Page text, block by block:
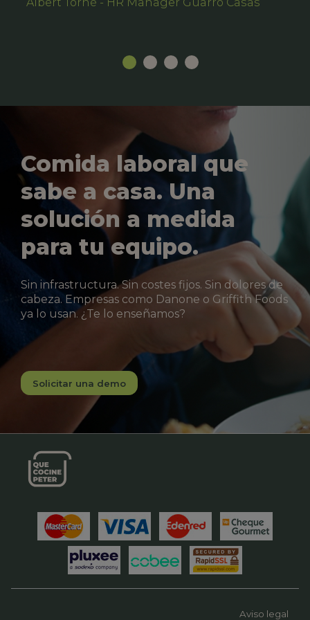
Comida laboral que
sabe a casa. Una
solución a medida
para tu equipo.
Sin infrastructura. Sin costes fijos. Sin dolores de
cabeza. Empresas como Danone o Griffith Foods
ya lo usan. ¿Te lo enseñamos?
Solicitar una demo
Aviso legal